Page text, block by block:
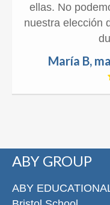
ellas. No
nuestra elección
María B,
ABY GROUP
ABY